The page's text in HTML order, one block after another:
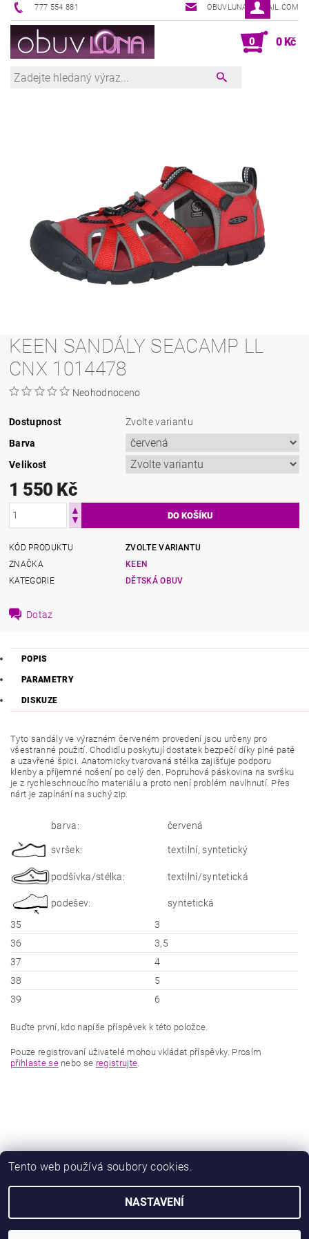
777 554 881 OBUVLUNA@GMAIL.COM
0 0 Kč
KEEN SANDÁLY SEACAMP LL
CNX 1014478
Neohodnoceno
Dostupnost
Zvolte variantu
Barva
Velikost
1 550 Kč
KÓD PRODUKTU
ZVOLTE VARIANTU
ZNAČKA
KEEN
KATEGORIE
DĚTSKÁ OBUV
Dotaz
POPIS
PARAMETRY
DISKUZE
Tyto sandály ve výrazném červeném provedení jsou určeny pro
všestranné použití. Chodidlu poskytují dostatek bezpečí díky plné patě
a uzavřené špici. Anatomicky tvarovaná stélka zajišťuje podporu
klenby a příjemné nošení po celý den. Popruhová páskovina na svršku
je z rychleschnoucího materiálu a proto není problém navlhnutí. Přes
nárt je zapínání na suchý zip.
barva: červená
svršek: textilní, syntetický
podšívka/stélka: textilní/syntetická
podešev:
syntetická
35
3
36
3,5
37
4
38
5
39
6
Buďte první, kdo napíše příspěvek k této položce.
Pouze registrovaní uživatelé mohou vkládat příspěvky. Prosím
přihlaste senebo se registrujte.
Heureka.cz
2026 © Obuv Luna - Miluše Liznová, všechna práva vyhrazena
Tento web používá soubory cookies.
NASTAVENÍ